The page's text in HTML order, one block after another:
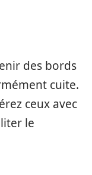
des bords
cuite.
ceux avec
le